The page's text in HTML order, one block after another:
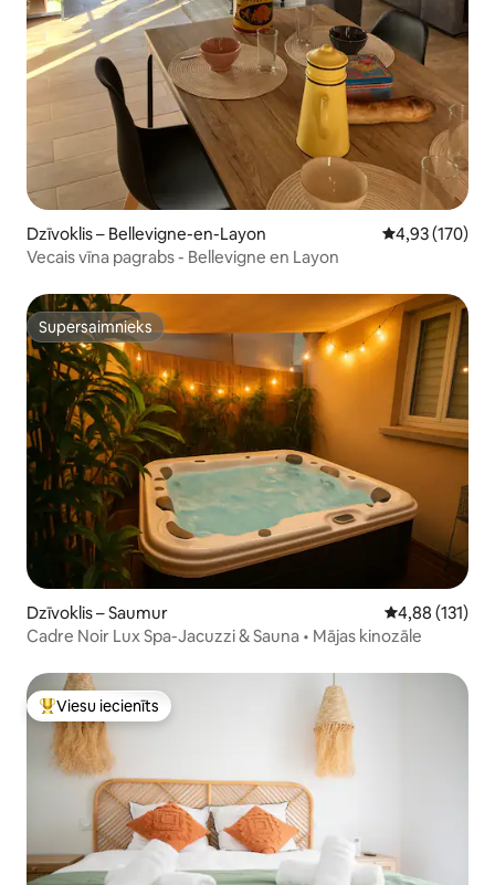
Dzīvoklis – Bellevigne-en-Layon Vidējais
4,93 (170)
Vecais vīna pagrabs - Bellevigne en Layon
Supersaimnieks
Supersaimnieks
Dzīvoklis – Saumur Vidējais
4,88 (131)
Cadre Noir Lux Spa-Jacuzzi & Sauna • Mājas kinozāle
Populārs viesu iecienīts mājoklis
Viesu iecienīts